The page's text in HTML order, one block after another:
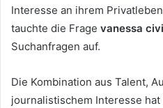
Interesse an ihrem
tauchte die Frage vanessa
Suchanfragen auf.
Die Kombination aus Talent,
journalistischem Interesse